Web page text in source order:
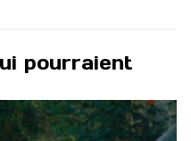
pourraient